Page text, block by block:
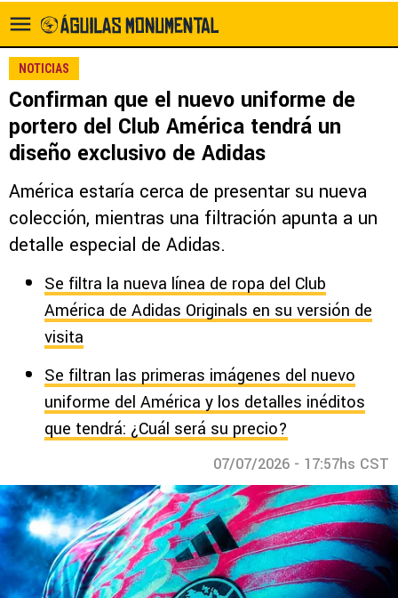
NOTICIAS
Confirman que el nuevo uniforme de
portero del Club América tendrá un
diseño exclusivo de Adidas
América estaría cerca de presentar su nueva
colección, mientras una filtración apunta a un
detalle especial de Adidas.
Se filtra la nueva línea de ropa del Club
América de Adidas Originals en su versión de
visita
Se filtran las primeras imágenes del nuevo
uniforme del América y los detalles inéditos
que tendrá: ¿Cuál será su precio?
07/07/2026 - 17:57hs CST